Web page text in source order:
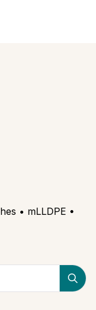
• mLLDPE •